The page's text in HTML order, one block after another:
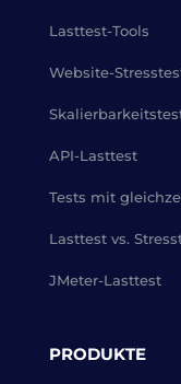
Lasttest-Tools
Website-
API-Lasttest
Tests mit
Lasttest vs.
JMeter-Lasttest
PRODUKTE